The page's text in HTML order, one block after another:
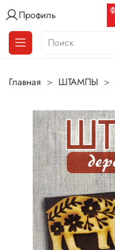
Профиль
Главная ШТАМПЫ